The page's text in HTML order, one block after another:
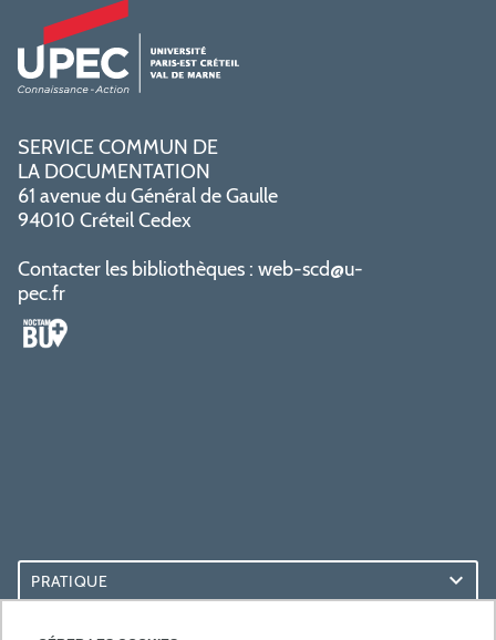
SERVICE COMMUN DE
LA DOCUMENTATION
61 avenue du Général de Gaulle
94010 Créteil Cedex
Contacter les bibliothèques : web-scd@u-
pec.fr
PRATIQUE